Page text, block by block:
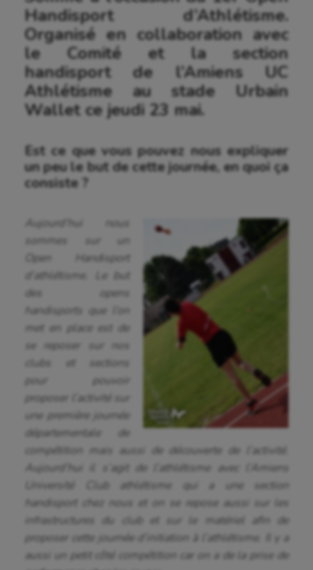
Handisport d’Athlétisme.
Organisé en collaboration avec
le Comité et la section
handisport de l’Amiens UC
Athlétisme au stade Urbain
Wallet ce jeudi 23 mai.
Est ce que vous pouvez nous expliquer
un peu le but de cette journée, en quoi ça
consiste ?
Aujourd’hui nous
sommes sur un
Open Handisport
d’athlétisme. Le but
des opens
handisports que l’on
met en place est de
se reposer sur nos
clubs et sections
pour pouvoir
proposer l’activité sur
une première journée
départementale de
compétition mais aussi de découverte de l’activité.
Aujourd’hui il s’agit de l’athlétisme avec l’Amiens
Université Club athlétisme qui a une section
handisport chez nous et on se repose aussi sur les
infrastructures du club et sur le matériel afin de
proposer cette journée d’initiation à l’athlétisme. Il y a
aussi un petit côté compétition car on a de la prise de